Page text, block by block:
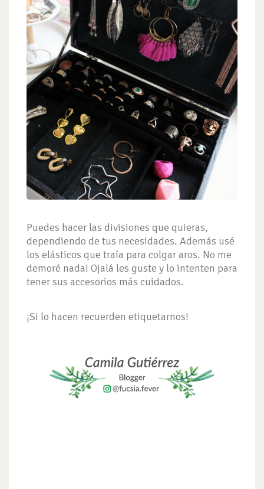
Puedes hacer las divisiones que quieras,
dependiendo de tus necesidades. Además usé
los elásticos que traía para colgar aros. No me
demoré nada! Ojalá les guste y lo intenten para
tener sus accesorios más cuidados.
¡Si lo hacen recuerden etiquetarnos!